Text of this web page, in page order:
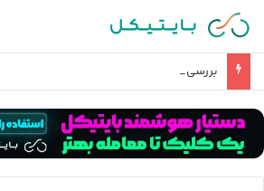
بررسی آخرین وضعیت تحریم صرافی های ایرانی